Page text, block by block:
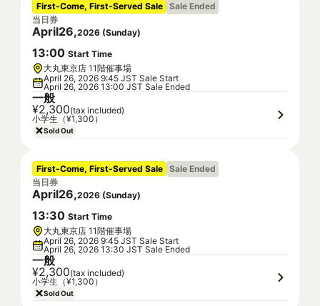
First-Come, First-Served Sale Sale Ended
当日券
April26,2026 (Sunday)
13:00 Start Time
大丸東京店 11階催事場
April 26, 2026 9:45 JST Sale Start
April 26, 2026 13:00 JST Sale Ended
一般
¥2,300(tax included)
小学生（¥1,300）
Sold Out
First-Come, First-Served Sale Sale Ended
当日券
April26,2026 (Sunday)
13:30 Start Time
大丸東京店 11階催事場
April 26, 2026 9:45 JST Sale Start
April 26, 2026 13:30 JST Sale Ended
一般
¥2,300(tax included)
小学生（¥1,300）
Sold Out